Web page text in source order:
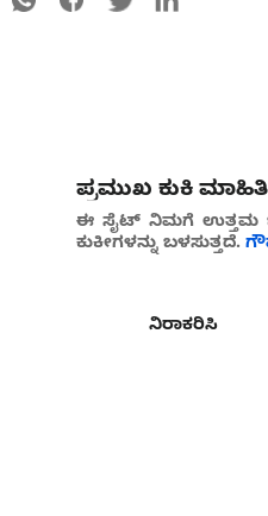
ಪ್ರಮುಖ ಕುಕಿ ಮಾಹಿತಿ
ಈ ಸೈಟ್ ನಿಮಗೆ ಉತ್ತಮ
ಕುಕೀಗಳನ್ನು ಬಳಸುತ್ತದೆ.
ನಿರಾಕರಿಸಿ